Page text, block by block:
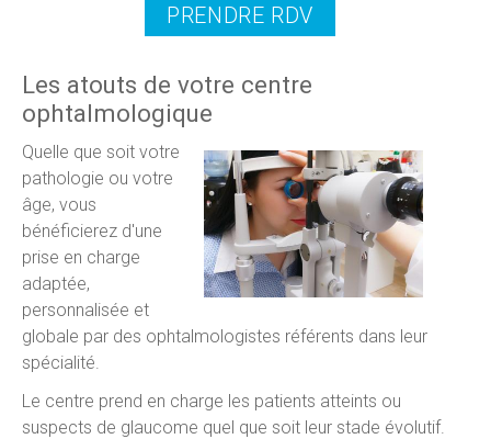
PRENDRE RDV
Les atouts de votre centre
ophtalmologique
Quelle que soit votre
pathologie ou votre
âge, vous
bénéficierez d'une
prise en charge
adaptée,
personnalisée et
globale par des ophtalmologistes référents dans leur
spécialité.
Le centre prend en charge les patients atteints ou
suspects de glaucome quel que soit leur stade évolutif.